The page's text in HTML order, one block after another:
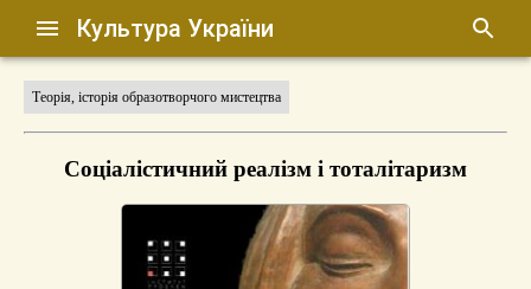
Культура України
Теорія, історія образотворчого мистецтва
Соціалістичний реалізм і тоталітаризм